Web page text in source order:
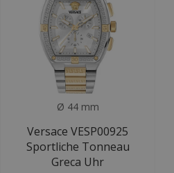
Ø 44 mm
Versace VESP00925
Sportliche Tonneau
Greca Uhr